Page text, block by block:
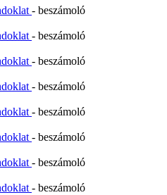
- beszámoló
- beszámoló
- beszámoló
- beszámoló
- beszámoló
- beszámoló
- beszámoló
- beszámoló